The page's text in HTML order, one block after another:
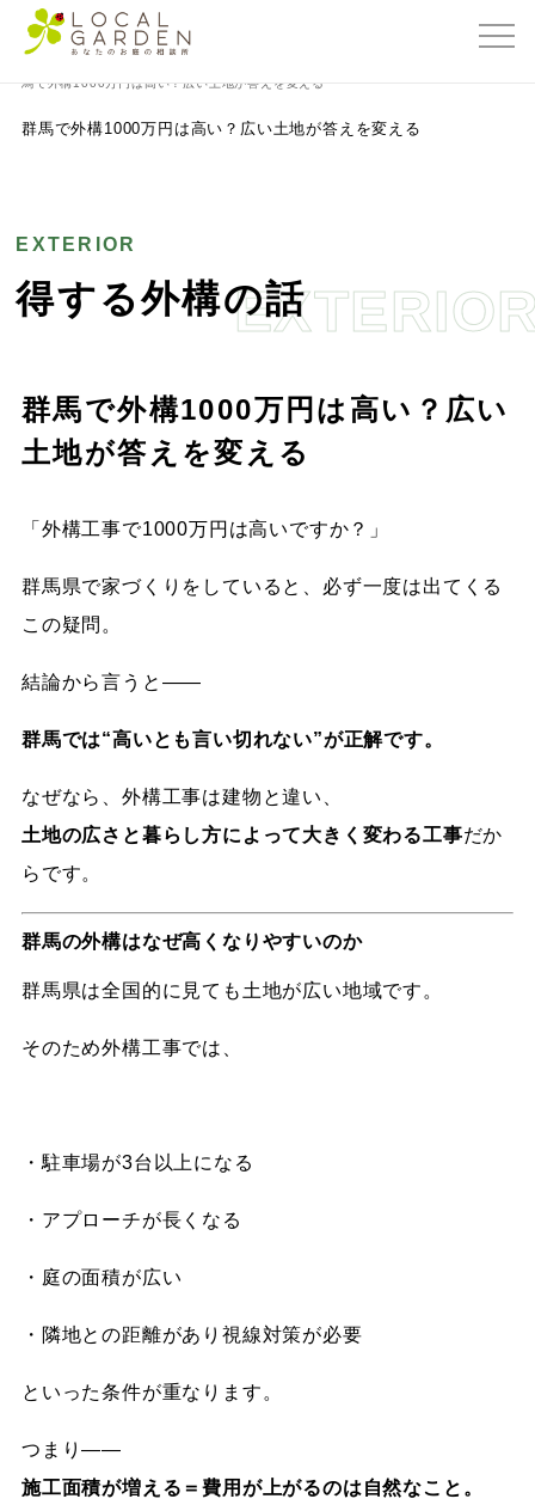
群馬県前橋市の外構・エクステリア専門店ローカルガーデン
馬で外構1000万円は高い？広い土地が答えを変える
群馬で外構1000万円は高い？広い土地が答えを変える
EXTERIOR
得する外構の話
群馬で外構1000万円は高い？広い
土地が答えを変える
「外構工事で1000万円は高いですか？」
群馬県で家づくりをしていると、必ず一度は出てくる
この疑問。
結論から言うと——
群馬では“高いとも言い切れない”が正解です。
なぜなら、外構工事は建物と違い、
土地の広さと暮らし方によって大きく変わる工事だか
らです。
群馬の外構はなぜ高くなりやすいのか
群馬県は全国的に見ても土地が広い地域です。
そのため外構工事では、
・駐車場が3台以上になる
・アプローチが長くなる
・庭の面積が広い
・隣地との距離があり視線対策が必要
といった条件が重なります。
つまり——
施工面積が増える＝費用が上がるのは自然なこと。